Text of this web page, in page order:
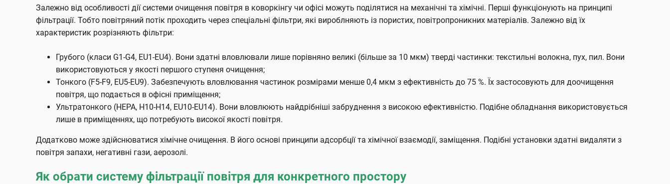
Залежно від особливості дії системи очищення повітря в коворкінгу чи офісі можуть поділятися на механічні та хімічні. Перші функціонують на принципі
фільтрації. Тобто повітряний потік проходить через спеціальні фільтри, які вироблняють із пористих, повітропроникних матеріалів. Залежно від їх
характеристик розрізняють фільтри:
Грубого (класи G1-G4, EU1-EU4). Вони здатні вловлювали лише порівняно великі (більше за 10 мкм) тверді частинки: текстильні волокна, пух, пил. Вони
використовуються у якості першого ступеня очищення;
Тонкого (F5-F9, EU5-EU9). Забезпечують вловлювання частинок розмірами менше 0,4 мкм з ефективність до 75 %. Їх застосовують для доочищення
повітря, що подається в офісні приміщення;
Ультратонкого (HEPA, H10-H14, EU10-EU14). Вони вловлюють найдрібніші забруднення з високою ефективністю. Подібне обладнання використовується
лише в приміщеннях, що потребують високої якості повітря.
Додатково може здійснюватися хімічне очищення. В його основі принципи адсорбції та хімічної взаємодії, заміщення. Подібні установки здатні видаляти з
повітря запахи, негативні гази, аерозолі.
Як обрати систему фільтрації повітря для конкретного простору